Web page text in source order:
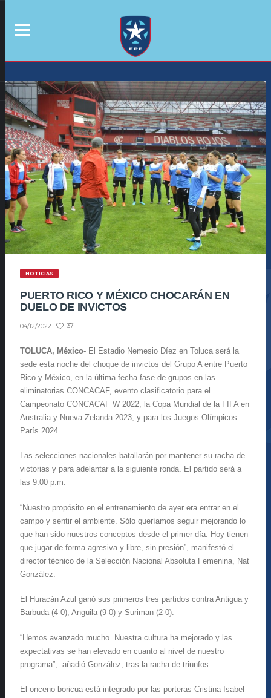
NOTICIAS
PUERTO RICO Y MÉXICO CHOCARÁN EN
DUELO DE INVICTOS
04/12/2022 37
TOLUCA, México- El Estadio Nemesio Díez en Toluca será la
sede esta noche del choque de invictos del Grupo A entre Puerto
Rico y México, en la última fecha fase de grupos en las
eliminatorias CONCACAF, evento clasificatorio para el
Campeonato CONCACAF W 2022, la Copa Mundial de la FIFA en
Australia y Nueva Zelanda 2023, y para los Juegos Olímpicos
París 2024.
Las selecciones nacionales batallarán por mantener su racha de
victorias y para adelantar a la siguiente ronda. El partido será a
las 9:00 p.m.
“Nuestro propósito en el entrenamiento de ayer era entrar en el
campo y sentir el ambiente. Sólo queríamos seguir mejorando lo
que han sido nuestros conceptos desde el primer día. Hoy tienen
que jugar de forma agresiva y libre, sin presión”, manifestó el
director técnico de la Selección Nacional Absoluta Femenina, Nat
González.
El Huracán Azul ganó sus primeros tres partidos contra Antigua y
Barbuda (4-0), Anguila (9-0) y Suriman (2-0).
“Hemos avanzado mucho. Nuestra cultura ha mejorado y las
expectativas se han elevado en cuanto al nivel de nuestro
programa”, añadió González, tras la racha de triunfos.
El onceno boricua está integrado por las porteras Cristina Isabel